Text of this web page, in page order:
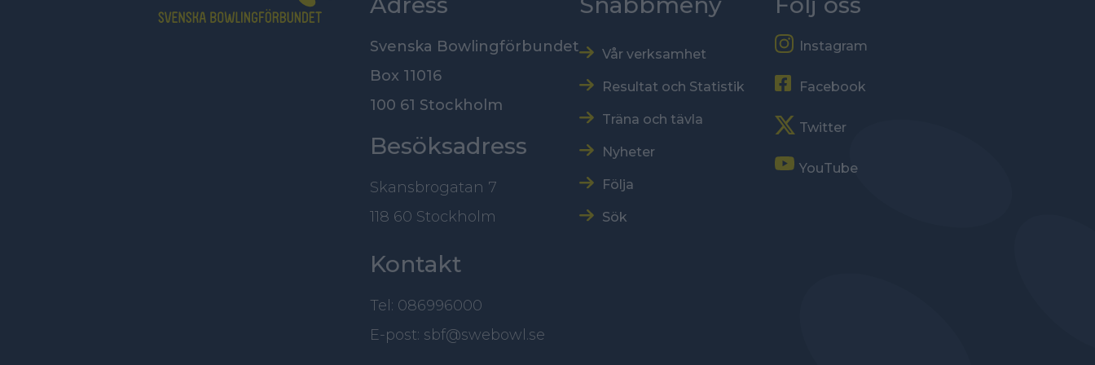
Svenska Bowlingförbundet
Box 11016
100 61 Stockholm
Besöksadress
Skansbrogatan 7
118 60 Stockholm
Kontakt
Tel: 086996000
E-post: sbf@swebowl.se
Vår verksamhet
Resultat och Statistik
Träna och tävla
Nyheter
Följa
Sök
Instagram
Facebook
Twitter
YouTube